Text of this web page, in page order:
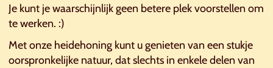
Je kunt je waarschijnlijk geen betere plek voorstellen om
te werken. :)
Met onze heidehoning kunt u genieten van een stukje
oorspronkelijke natuur, dat slechts in enkele delen van